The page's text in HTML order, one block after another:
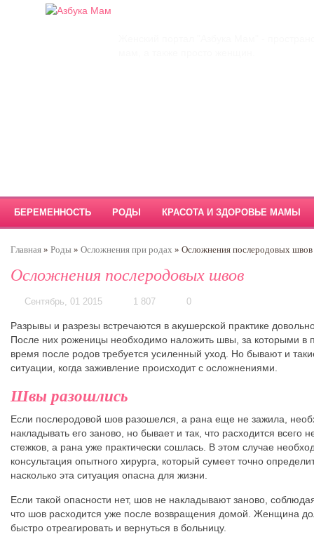
БЕРЕМЕННОСТЬ РОДЫ КРАСОТА И ЗДОРОВЬЕ МАМЫ
Главная » Роды » Осложнения при родах » Осложнения послеродовых швов
Осложнения послеродовых швов
Сентябрь, 01 2015 1 807 0
Разрывы и разрезы встречаются в акушерской практике
После них роженицы необходимо наложить швы, за которыми в
время после родов требуется усиленный уход. Но бывают и
ситуации, когда заживление происходит с осложнениями.
Швы разошлись
Если послеродовой шов разошелся, а рана еще не зажила,
накладывать его заново, но бывает и так, что расходится всего
стежков, а рана уже практически сошлась. В этом случае
консультация опытного хирурга, который сумеет точно
насколько эта ситуация опасна для жизни.
Если такой опасности нет, шов не накладывают заново,
что шов расходится уже после возвращения домой. Женщина
быстро отреагировать и вернуться в больницу.